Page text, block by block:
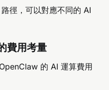
徑，可以對應不同的 AI
費用考量
的 AI 運算費用